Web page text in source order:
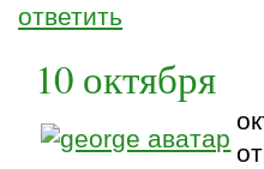
ответить
10 октября